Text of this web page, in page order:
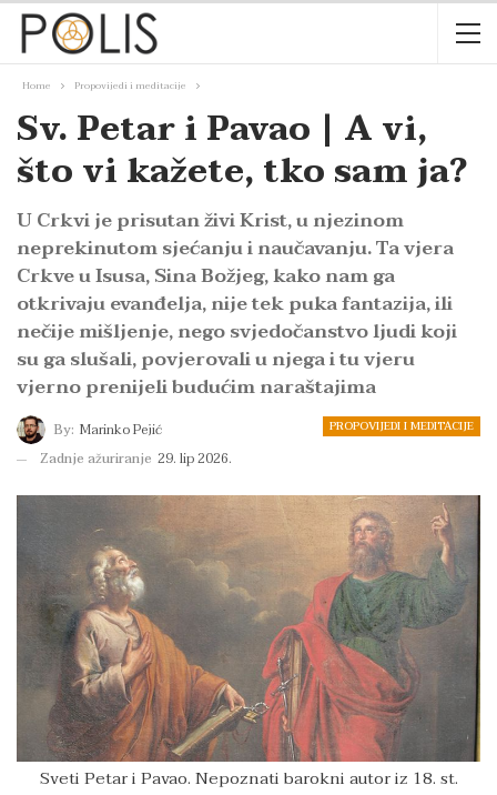
Home Propovijedi i meditacije
Sv. Petar i Pavao | A vi,
što vi kažete, tko sam ja?
U Crkvi je prisutan živi Krist, u njezinom
neprekinutom sjećanju i naučavanju. Ta vjera
Crkve u Isusa, Sina Božjeg, kako nam ga
otkrivaju evanđelja, nije tek puka fantazija, ili
nečije mišljenje, nego svjedočanstvo ljudi koji
su ga slušali, povjerovali u njega i tu vjeru
vjerno prenijeli budućim naraštajima
PROPOVIJEDI I MEDITACIJE
By: Marinko Pejić
Zadnje ažuriranje 29. lip 2026.
Sveti Petar i Pavao. Nepoznati barokni autor iz 18. st.